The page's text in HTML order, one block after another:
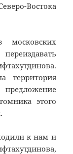
Востока
территория
этого
к нам и